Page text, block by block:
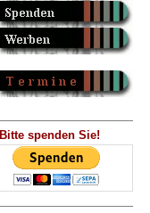
Bitte spenden Sie!